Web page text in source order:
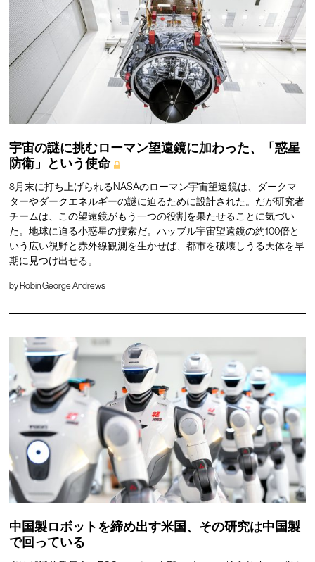
宇宙の謎に挑むローマン望遠鏡に加わった、「惑星
防衛」という使命
8月末に打ち上げられるNASAのローマン宇宙望遠鏡は、ダークマ
ターやダークエネルギーの謎に迫るために設計された。だが研究者
チームは、この望遠鏡がもう一つの役割を果たせることに気づい
た。地球に迫る小惑星の捜索だ。ハッブル宇宙望遠鏡の約100倍と
いう広い視野と赤外線観測を生かせば、都市を破壊しうる天体を早
期に見つけ出せる。
byRobin George Andrews
中国製ロボットを締め出す米国、その研究は中国製
で回っている